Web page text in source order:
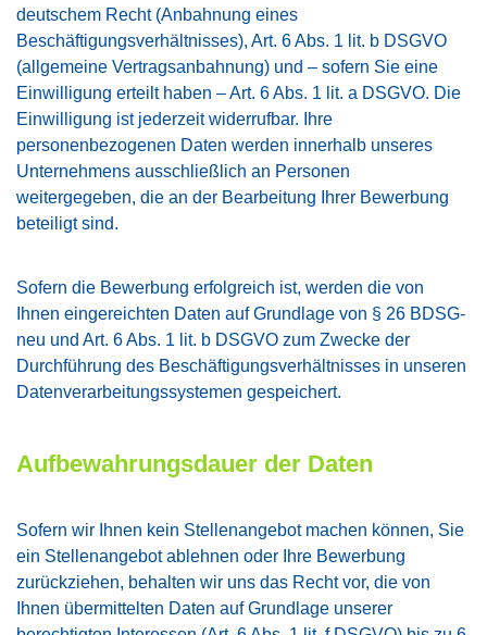
deutschem Recht (Anbahnung eines
Beschäftigungsverhältnisses), Art. 6 Abs. 1 lit. b DSGVO
(allgemeine Vertragsanbahnung) und – sofern Sie eine
Einwilligung erteilt haben – Art. 6 Abs. 1 lit. a DSGVO. Die
Einwilligung ist jederzeit widerrufbar. Ihre
personenbezogenen Daten werden innerhalb unseres
Unternehmens ausschließlich an Personen
weitergegeben, die an der Bearbeitung Ihrer Bewerbung
beteiligt sind.
Sofern die Bewerbung erfolgreich ist, werden die von
Ihnen eingereichten Daten auf Grundlage von § 26 BDSG-
neu und Art. 6 Abs. 1 lit. b DSGVO zum Zwecke der
Durchführung des Beschäftigungsverhältnisses in unseren
Datenverarbeitungssystemen gespeichert.
Aufbewahrungsdauer der Daten
Sofern wir Ihnen kein Stellenangebot machen können, Sie
ein Stellenangebot ablehnen oder Ihre Bewerbung
zurückziehen, behalten wir uns das Recht vor, die von
Ihnen übermittelten Daten auf Grundlage unserer